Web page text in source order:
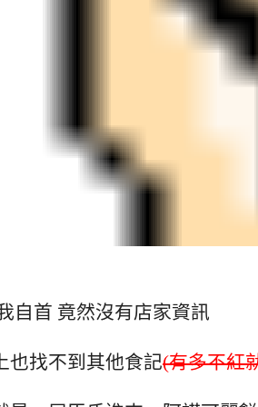
自首 竟然沒有店家資訊
也找不到其他食記(有多不紅